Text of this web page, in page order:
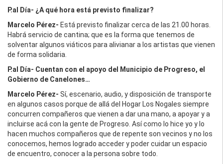
P.al Día- ¿A qué hora está previsto finalizar?
Marcelo Pérez- Está previsto finalizar cerca de las 21.00 horas.
Habrá servicio de cantina; que es la forma que tenemos de
solventar algunos viáticos para alivianar a los artistas que vienen
de forma solidaria.
P.al Día- Cuentan con el apoyo del Municipio de Progreso, el
Gobierno de Canelones…
Marcelo Pérez- Sí, escenario, audio, y disposición de transporte
en algunos casos porque de allá del Hogar Los Nogales siempre
concurren compañeros que vienen a dar una mano, a apoyar y a
incluirse acá con la gente de Progreso. Así como lo hice yo y lo
hacen muchos compañeros que de repente son vecinos y no los
conocemos, hemos logrado acceder y poder cuidar un espacio
de encuentro, conocer a la persona sobre todo.